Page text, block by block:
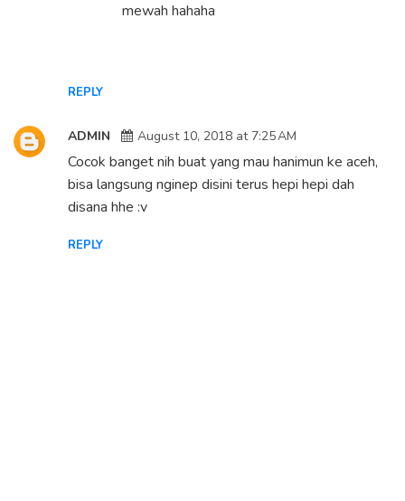
REPLY
mewah hahaha
ADMIN August 10, 2018 at 7:25 AM
Cocok banget nih buat yang mau hanimun ke aceh,
bisa langsung nginep disini terus hepi hepi dah
disana hhe :v
REPLY